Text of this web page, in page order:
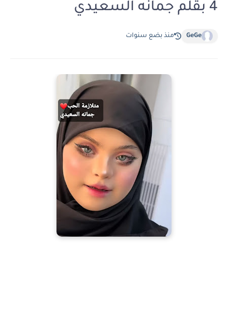
4 بقلم جمانه السعيدي
GeGe منذ بضع سنوات